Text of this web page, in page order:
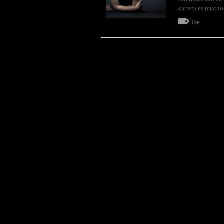
carrera es
D+